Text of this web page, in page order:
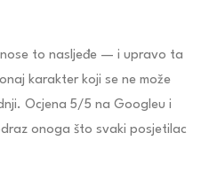
nose to nasljeđe — i upravo ta
karakter koji se ne može
Ocjena 5/5 na Googleu i
onoga što svaki posjetilac